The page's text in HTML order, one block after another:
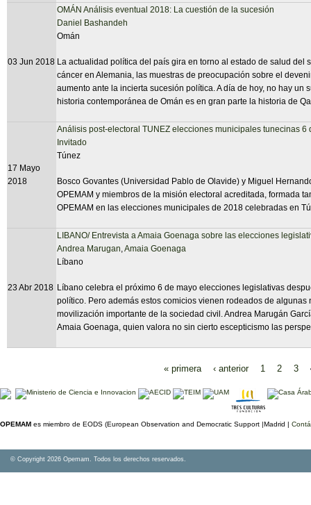
03 Jun 2018
OMÁN Análisis eventual 2018: La cuestión de la sucesión
Daniel Bashandeh
Omán
La actualidad política del país gira en torno al estado de salud del
cáncer en Alemania, las muestras de preocupación sobre el
aumento ante la incierta sucesión política. A día de hoy, no hay
historia contemporánea de Omán es en gran parte la historia de
17 Mayo
2018
Análisis post-electoral TUNEZ elecciones municipales tunecinas 6
Invitado
Túnez
Bosco Govantes (Universidad Pablo de Olavide) y Miguel
OPEMAM y miembros de la misión electoral acreditada, formada
OPEMAM en las elecciones municipales de 2018 celebradas en
23 Abr 2018
LIBANO/ Entrevista a Amaia Goenaga sobre las elecciones
Andrea Marugan Amaia Goenaga
Líbano
Líbano celebra el próximo 6 de mayo elecciones legislativas
político. Pero además estos comicios vienen rodeados de
movilización importante de la sociedad civil. Andrea Marugán
Amaia Goenaga, quien valora no sin cierto escepticismo las
« primera ‹ anterior 1 2 3
OPEMAM es miembro de EODS (European Observation and Democratic Support |Madrid |
© Copyright 2026 Opemam. Todos los derechos reservados.